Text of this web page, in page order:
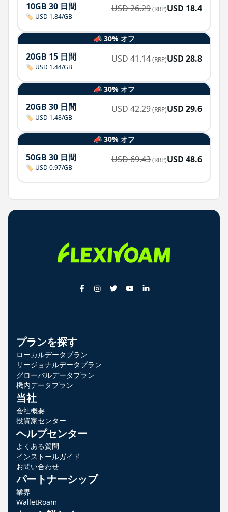
10GB 30 日間
🏷️ USD 1.84/GB
USD26.29(RRP)USD 18.4
📣 30% オフ
20GB 15 日間
🏷️ USD 1.44/GB
USD41.14(RRP)USD 28.8
📣 30% オフ
20GB 30 日間
🏷️ USD 1.48/GB
USD42.29(RRP)USD 29.6
📣 30% オフ
50GB 30 日間
🏷️ USD 0.97/GB
USD69.43(RRP)USD 48.6
プランを探す
ローカルデータプラン
リージョナルデータプラン
グローバルデータプラン
機内データプラン
当社
会社概要
投資家センター
ヘルプセンター
よくある質問
インストールガイド
お問い合わせ
パートナーシップ
業界
WalletRoam